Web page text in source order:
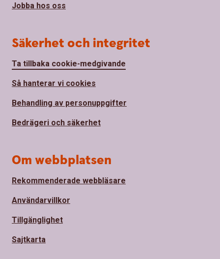
Jobba hos oss
Säkerhet och integritet
Ta tillbaka cookie-medgivande
Så hanterar vi cookies
Behandling av personuppgifter
Bedrägeri och säkerhet
Om webbplatsen
Rekommenderade webbläsare
Användarvillkor
Tillgänglighet
Sajtkarta